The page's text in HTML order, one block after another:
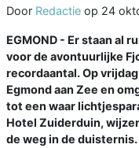
Door Redactie op 24
EGMOND - Er staan al
voor de avontuurlijke
recordaantal. Op
Egmond aan Zee en
tot een waar
Hotel Zuiderduin,
de weg in de